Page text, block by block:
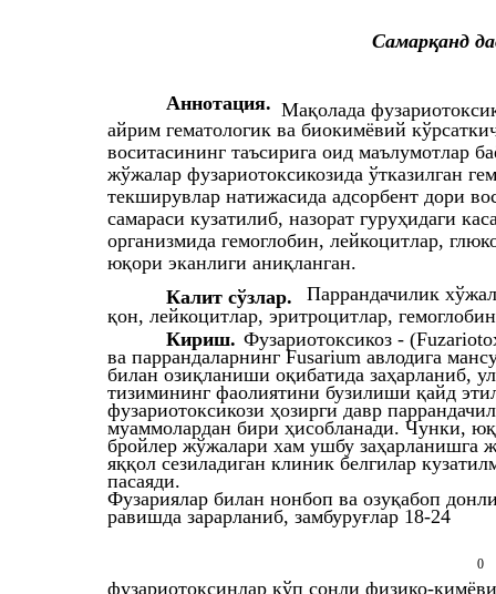
Самарқанд
Аннотация. Мақолада
айрим гематологик ва биокимёвий
воситасининг таъсирига оид маълумотлар
жўжалар фузариотоксикозида ўтказилган
текширувлар натижасида адсорбент дори
самараси кузатилиб, назорат гуруҳидаги
организмида гемоглобин, лейкоцитлар,
юқори эканлиги аниқланган.
Калит сўзлар.
Паррандачилик
қон, лейкоцитлар, эритроцитлар,
Кириш. Фузариотоксикоз -
ва паррандаларнинг Fusarium авлодига
билан озиқланиши оқибатида заҳарланиб,
тизимининг фаолиятини бузилиши қайд
фузариотоксикози ҳозирги давр
муаммолардан бири ҳисобланади. Чунки,
бройлер жўжалари хам ушбу заҳарланишга
яққол сезиладиган клиник белгилар
пасаяди.
Фузариялар билан нонбоп ва озуқабоп
равишда зарарланиб, замбуруғлар 18-24
0
фузариотоксинлар кўп сонли физико-